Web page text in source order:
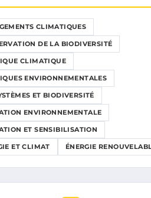
CLIMATIQUES
DE LA BIODIVERSITÉ
CLIMATIQUE
ENVIRONNEMENTALES
ET BIODIVERSITÉ
ENVIRONNEMENTALE
ET SENSIBILISATION
ET CLIMAT ÉNERGIE